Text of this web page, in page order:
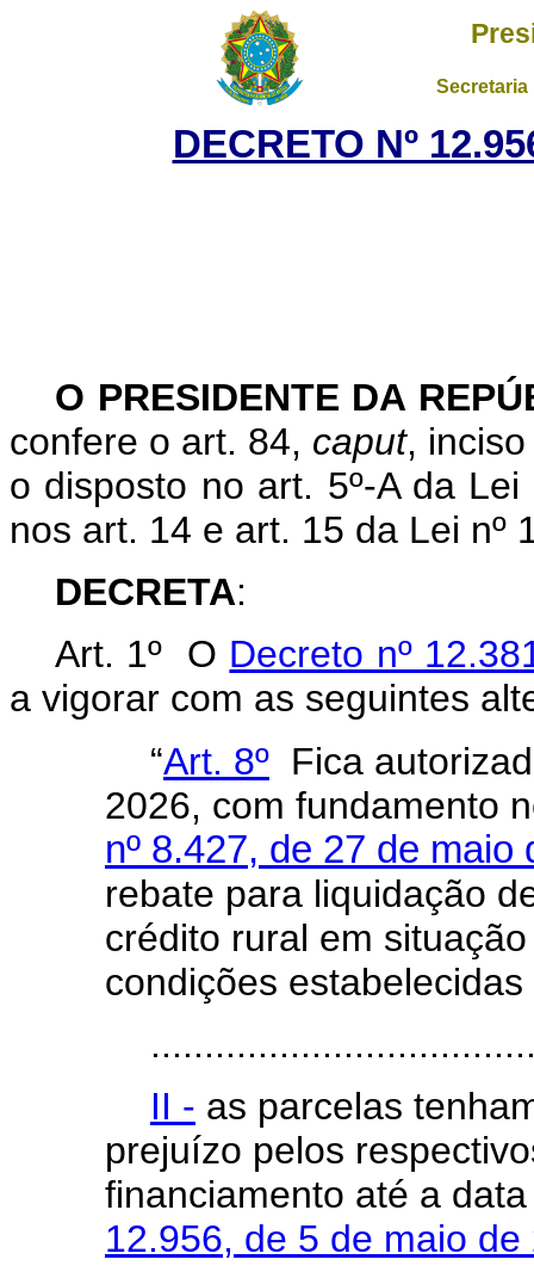
DECRETO Nº
O PRESIDENTE DA
confere o art. 84, caput,
o disposto no art. 5º-A da
nos art. 14 e art. 15 da Lei nº
DECRETA:
Art. 1º O Decreto nº
a vigorar com as seguintes
“Art. 8º Fica
2026, com fundamento
nº 8.427, de 27 de maio
rebate para liquidação
crédito rural em
condições
II - as parcelas
prejuízo pelos
financiamento até a
12.956, de 5 de maio de